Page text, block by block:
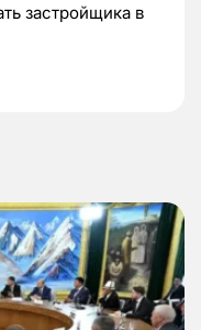
застройщика в